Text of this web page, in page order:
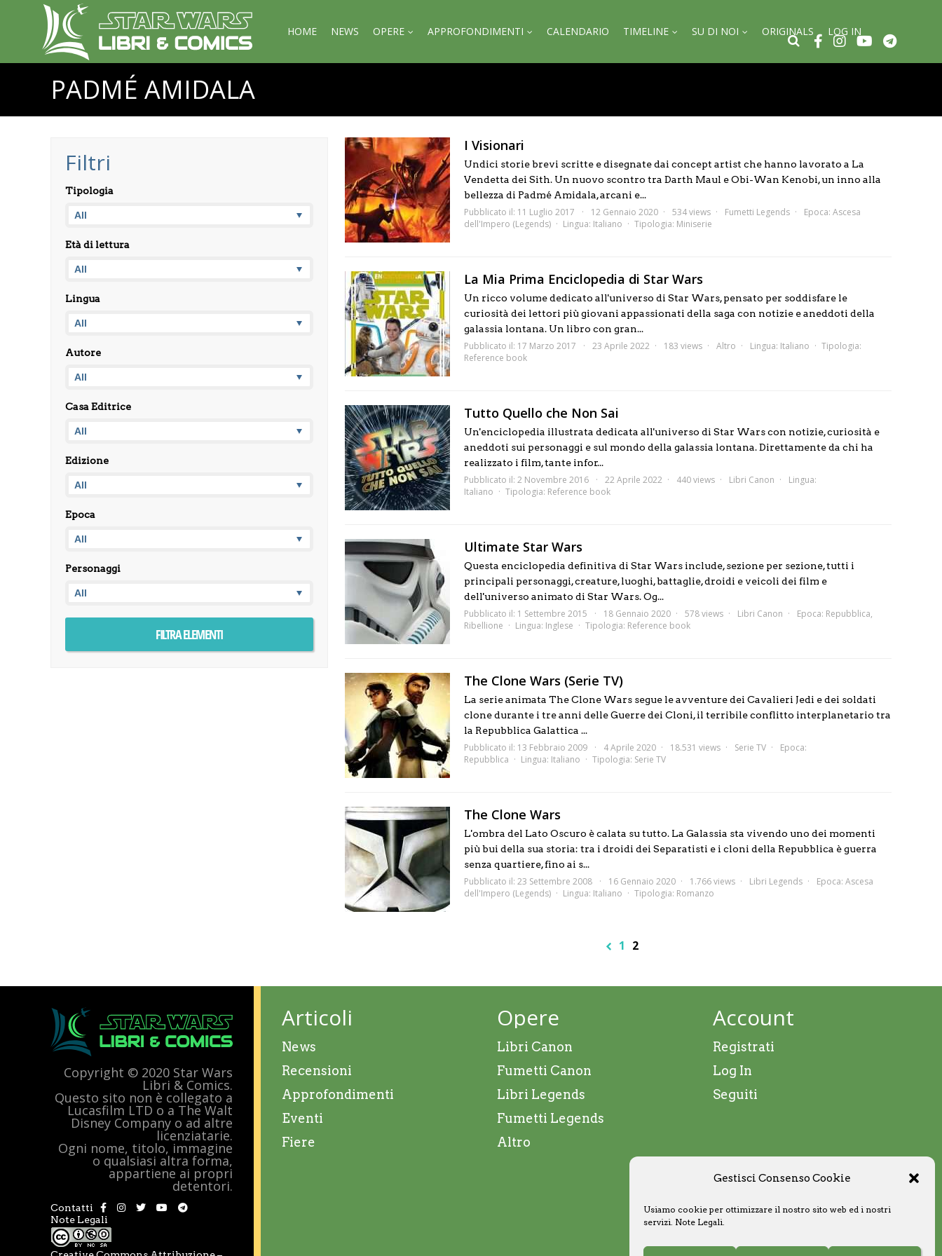
Gestisci Consenso Cookie
Usiamo cookie per ottimizzare il nostro sito web ed i nostri
servizi. Note Legali.
HOME NEWS OPERE APPROFONDIMENTI CALENDARIO TIMELINE SU DI NOI ORIGINALS LOG IN
PADMÉ AMIDALA
I Visionari
Undici storie brevi scritte e disegnate dai concept artist che hanno lavorato a La
Vendetta dei Sith. Un nuovo scontro tra Darth Maul e Obi-Wan Kenobi, un inno alla
bellezza di Padmé Amidala, arcani e...
Pubblicato il: 11 Luglio 2017 12 Gennaio 2020 534 views Fumetti Legends Epoca: Ascesa
dell'Impero (Legends)
Lingua: Italiano Tipologia: Miniserie
La Mia Prima Enciclopedia di Star Wars
Un ricco volume dedicato all'universo di Star Wars, pensato per soddisfare le
curiosità dei lettori più giovani appassionati della saga con notizie e aneddoti della
galassia lontana. Un libro con gran...
Pubblicato il: 17 Marzo 2017 23 Aprile 2022 183 views Altro Lingua: Italiano
Tipologia:
Reference book
Tutto Quello che Non Sai
Un'enciclopedia illustrata dedicata all'universo di Star Wars con notizie, curiosità e
aneddoti sui personaggi e sul mondo della galassia lontana. Direttamente da chi ha
realizzato i film, tante infor...
Pubblicato il: 2 Novembre 2016 22 Aprile 2022 440 views Libri Canon
Lingua:
Italiano
Tipologia: Reference book
Ultimate Star Wars
Questa enciclopedia definitiva di Star Wars include, sezione per sezione, tutti i
principali personaggi, creature, luoghi, battaglie, droidi e veicoli dei film e
dell'universo animato di Star Wars. Og...
Pubblicato il: 1 Settembre 2015 18 Gennaio 2020 578 views Libri Canon Epoca: Repubblica,
Ribellione
Lingua: Inglese Tipologia: Reference book
The Clone Wars (Serie TV)
La serie animata The Clone Wars segue le avventure dei Cavalieri Jedi e dei soldati
clone durante i tre anni delle Guerre dei Cloni, il terribile conflitto interplanetario tra
la Repubblica Galattica ...
Pubblicato il: 13 Febbraio 2009 4 Aprile 2020 18.531 views Serie TV
Epoca:
Repubblica
Lingua: Italiano Tipologia: Serie TV
The Clone Wars
L'ombra del Lato Oscuro è calata su tutto. La Galassia sta vivendo uno dei momenti
più bui della sua storia: tra i droidi dei Separatisti e i cloni della Repubblica è guerra
senza quartiere, fino ai s...
Pubblicato il: 23 Settembre 2008 16 Gennaio 2020 1.766 views Libri Legends Epoca: Ascesa
dell'Impero (Legends)
Lingua: Italiano Tipologia: Romanzo
1 2
Filtri
Tipologia
Età di lettura
Lingua
Autore
Casa Editrice
Edizione
Epoca
Personaggi
Copyright © 2020 Star Wars
Libri & Comics.
Questo sito non è collegato a
Lucasfilm LTD o a The Walt
Disney Company o ad altre
licenziatarie.
Ogni nome, titolo, immagine
o qualsiasi altra forma,
appartiene ai propri
detentori.
Contatti
Note Legali
Articoli
News
Recensioni
Approfondimenti
Eventi
Fiere
Opere
Libri Canon
Fumetti Canon
Libri Legends
Fumetti Legends
Altro
Account
Registrati
Log In
Seguiti